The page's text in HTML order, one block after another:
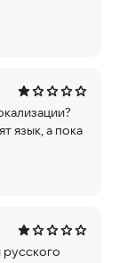
язык, а пока
русского